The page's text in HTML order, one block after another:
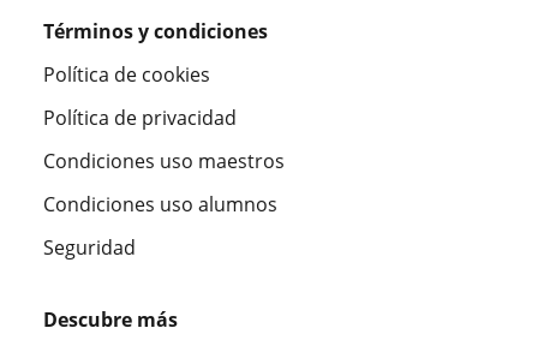
Términos y condiciones
Política de cookies
Política de privacidad
Condiciones uso maestros
Condiciones uso alumnos
Seguridad
Descubre más